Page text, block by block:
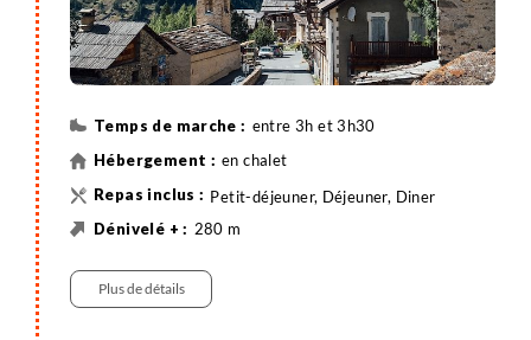
entre 3h et 3h30
en chalet
Petit-déjeuner, Déjeuner, Diner
280 m
Randonnée
Plus de détails